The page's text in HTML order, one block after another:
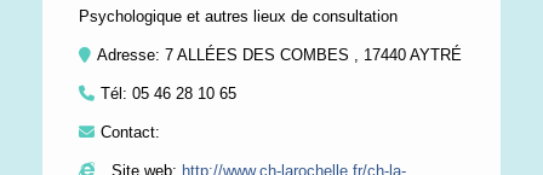
Psychologique et autres lieux de consultation
Adresse: 7 ALLÉES DES COMBES , 17440 AYTRÉ
Tél: 05 46 28 10 65
Contact:
Site web: http://www.ch-larochelle.fr/ch-la-